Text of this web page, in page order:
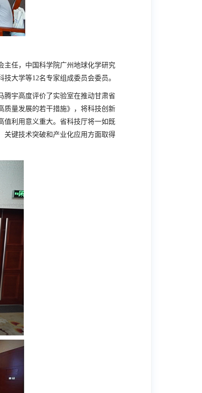
主任，中国科学院广州地球化学研究
技大学等12名专家组成委员会委员。
腾宇高度评价了实验室在推动甘肃省
质量发展的若干措施》，将科技创新
值利用意义重大。省科技厅将一如既
关键技术突破和产业化应用方面取得